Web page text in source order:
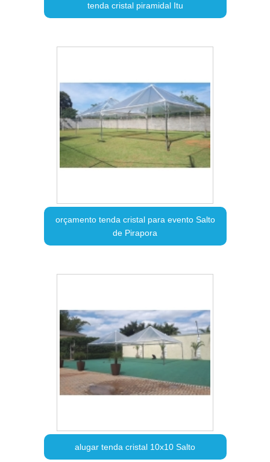
tenda cristal piramidal Itu
orçamento tenda cristal para evento Salto
de Pirapora
alugar tenda cristal 10x10 Salto